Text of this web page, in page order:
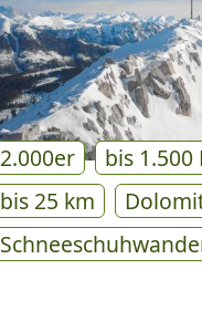
2.000er
bis
bis 25 km